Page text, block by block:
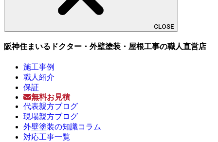
CLOSE
阪神住まいるドクター・外壁塗装・屋根工事の職人直営店
施工事例
職人紹介
保証
無料お見積
代表親方ブログ
現場親方ブログ
外壁塗装の知識コラム
対応工事一覧